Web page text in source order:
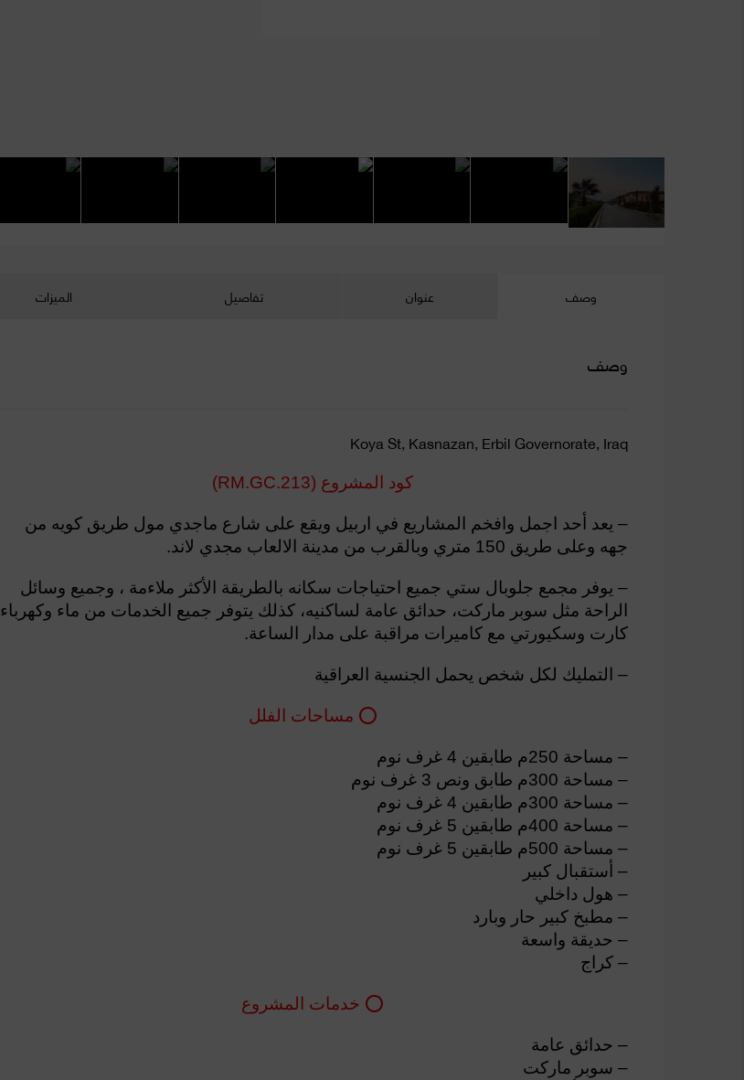
وصف عنوان تفاصيل الميزات
وصف
Koya St, Kasnazan, Erbil Governorate, Iraq
كود المشروع (RM.GC.213)
– يعد أحد اجمل وافخم المشاريع في اربيل ويقع على شارع ماجدي مول طريق كويه من
جهه وعلى طريق 150 متري وبالقرب من مدينة الالعاب مجدي لاند.
– يوفر مجمع جلوبال ستي جميع احتياجات سكانه بالطريقة الأكثر ملاءمة ، وجميع وسائل
الراحة مثل سوبر ماركت، حدائق عامة لساكنيه، كذلك يتوفر جميع الخدمات من ماء وكهرباء
كارت وسكيورتي مع كاميرات مراقبة على مدار الساعة.
– ‏التمليك لكل شخص يحمل الجنسية العراقية
⭕️ مساحات الفلل
– مساحة 250م طابقين 4 غرف نوم
– مساحة 300م طابق ونص 3 غرف نوم
– مساحة 300م طابقين 4 غرف نوم
– مساحة 400م طابقين 5 غرف نوم
– مساحة 500م طابقين 5 غرف نوم
– أستقبال كبير
– هول داخلي
– مطبخ كبير حار وبارد
– حديقة واسعة
– كراج
⭕️ خدمات المشروع
– حدائق عامة
– سوبر ماركت